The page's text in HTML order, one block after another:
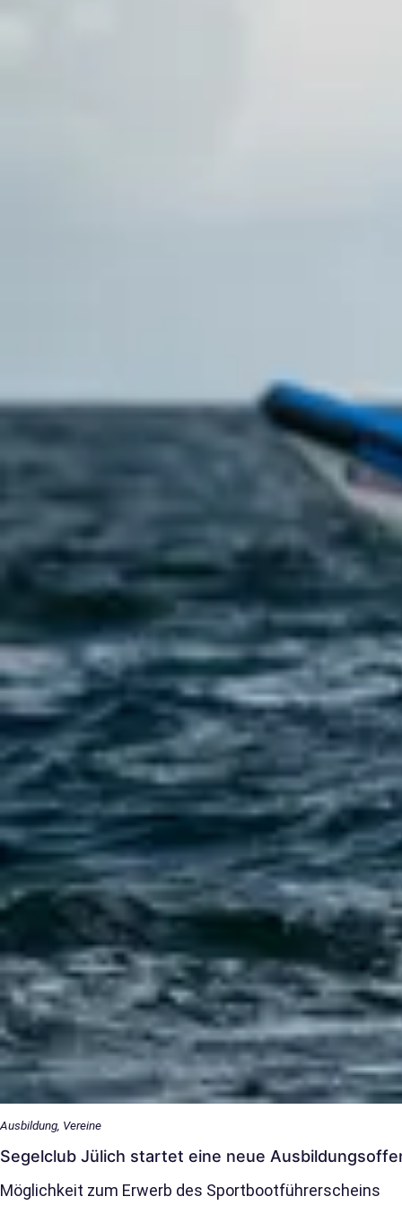
Ausbildung, Vereine
Segelclub Jülich startet eine neue
Möglichkeit zum Erwerb des Sportbootführerscheins